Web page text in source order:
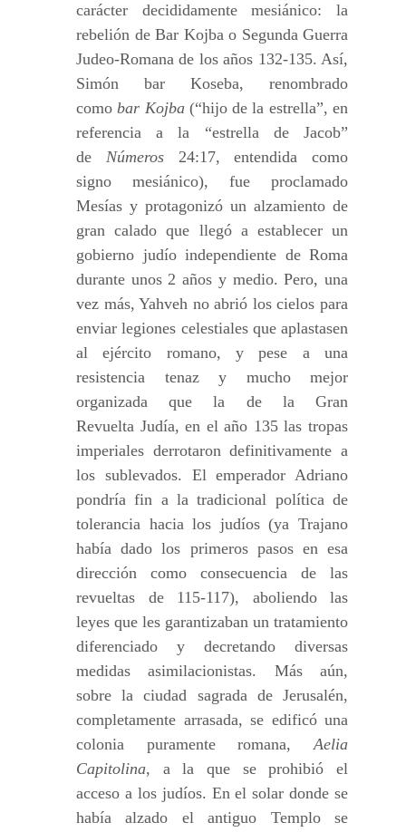
carácter decididamente mesiánico: la
rebelión de Bar Kojba o Segunda Guerra
Judeo-Romana de los años 132-135. Así,
Simón bar Koseba, renombrado
comobar Kojba(“hijo de la estrella”, en
referencia a la “estrella de Jacob”
de Números24:17, entendida como
signo mesiánico), fue proclamado
Mesías y protagonizó un alzamiento de
gran calado que llegó a establecer un
gobierno judío independiente de Roma
durante unos 2 años y medio. Pero, una
vez más, Yahveh no abrió los cielos para
enviar legiones celestiales que aplastasen
al ejército romano, y pese a una
resistencia tenaz y mucho mejor
organizada que la de la Gran
Revuelta Judía, en el año 135 las tropas
imperiales derrotaron definitivamente a
los sublevados. El emperador Adriano
pondría fin a la tradicional política de
tolerancia hacia los judíos (ya Trajano
había dado los primeros pasos en esa
dirección como consecuencia de las
revueltas de 115-117), aboliendo las
leyes que les garantizaban un tratamiento
diferenciado y decretando diversas
medidas asimilacionistas. Más aún,
sobre la ciudad sagrada de Jerusalén,
completamente arrasada, se edificó una
colonia puramente romana,Aelia
Capitolina, a la que se prohibió el
acceso a los judíos. En el solar donde se
había alzado el antiguo Templo se